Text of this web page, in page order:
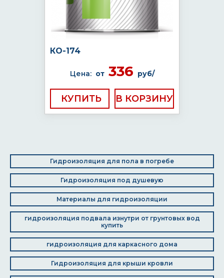
КО-174
Цена: от336 руб/
КУПИТЬ
Гидроизоляция для пола в погребе
Гидроизоляция под душевую
Материалы для гидроизоляции
гидроизоляция подвала изнутри от грунтовых вод
купить
гидроизоляция для каркасного дома
Гидроизоляция для крыши кровли